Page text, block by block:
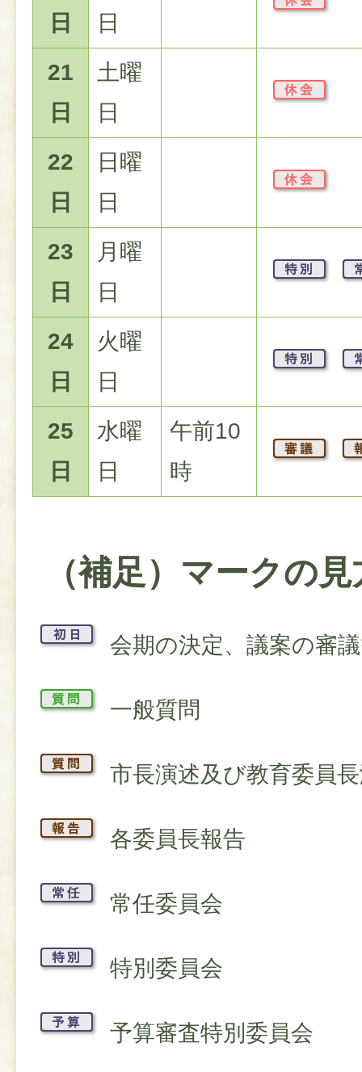
日
日
21
日
土曜
日
22
日
日曜
日
23
日
月曜
日
24
日
火曜
日
25
日
水曜
日
午前10
時
（補足）マークの見
会期の決定、議案の審
一般質問
市長演述及び教育委員
各委員長報告
常任委員会
特別委員会
予算審査特別委員会